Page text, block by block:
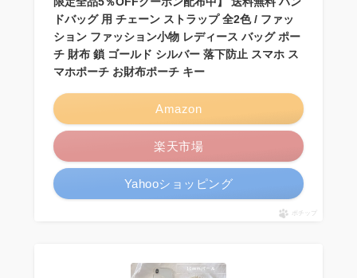
ドバッグ 用 チェーン ストラップ 全2色 / ファッ
ション ファッション小物 レディース バッグ ポー
チ 財布 鎖 ゴールド シルバー 落下防止 スマホ ス
マホポーチ お財布ポーチ キー
Amazon
楽天市場
Yahooショッピング
ポチップ